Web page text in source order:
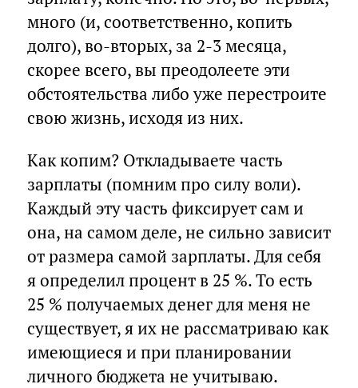
много (и, соответственно, копить
долго), во-вторых, за 2-3 месяца,
скорее всего, вы преодолеете эти
обстоятельства либо уже перестроите
свою жизнь, исходя из них.
Как копим? Откладываете часть
зарплаты (помним про силу воли).
Каждый эту часть фиксирует сам и
она, на самом деле, не сильно зависит
от размера самой зарплаты. Для себя
я определил процент в 25 %. То есть
25 % получаемых денег для меня не
существует, я их не рассматриваю как
имеющиеся и при планировании
личного бюджета не учитываю.